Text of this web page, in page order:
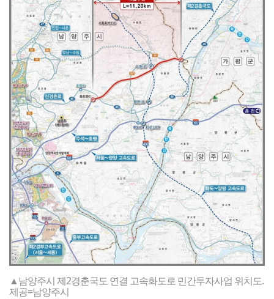
▲남양주시 제2경춘국도 연결 고속화도로 민간투자사업 위치도.
제공=남양주시